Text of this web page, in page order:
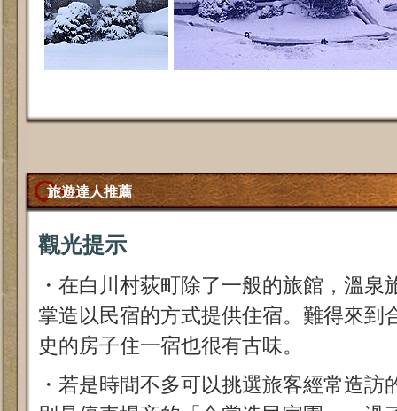
旅遊達人推薦
觀光提示
・在白川村荻町除了一般的旅館，溫泉
掌造以民宿的方式提供住宿。難得來到
史的房子住一宿也很有古味。
・若是時間不多可以挑選旅客經常造